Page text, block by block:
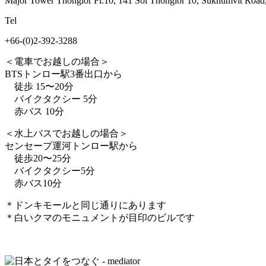
Tel
+66-(0)2-392-3288
＜電車でお越しの場合＞
BTSトンロー駅3番出口から
徒歩 15〜20分
バイクタクシー 5分
赤バス 10分
＜水上バスでお越しの場合＞
センセープ運河トンロー駅から
徒歩20〜25分
バイクタクシー5分
赤バス10分
＊ドンキモールと同じ通りにあります
＊白いクマのモニュメントが目印のビルです